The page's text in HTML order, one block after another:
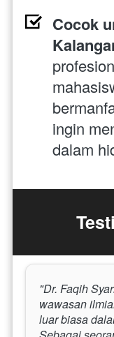
Cocok
ingin
dalam
"Dr. Faqih
wawasan
luar biasa